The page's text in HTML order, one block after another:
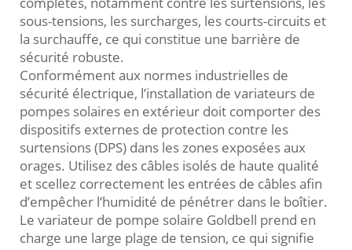
sous-tensions, les surcharges, les courts-circuits et
la surchauffe, ce qui constitue une barrière de
sécurité robuste.
Conformément aux normes industrielles de
sécurité électrique, l’installation de variateurs de
pompes solaires en extérieur doit comporter des
dispositifs externes de protection contre les
surtensions (DPS) dans les zones exposées aux
orages. Utilisez des câbles isolés de haute qualité
et scellez correctement les entrées de câbles afin
d’empêcher l’humidité de pénétrer dans le boîtier.
Le variateur de pompe solaire Goldbell prend en
charge une large plage de tension, ce qui signifie